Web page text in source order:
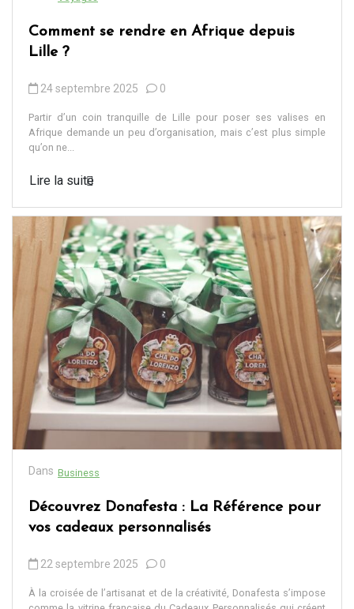
Comment se rendre en Afrique depuis
Lille ?
24 septembre 2025 0
Partir d’un coin tranquille de Lille pour poser ses valises en
Afrique demande un peu d’organisation, mais c’est plus simple
qu’on ne...
Lire la suite
Dans Business
Découvrez Donafesta : La Référence pour
vos cadeaux personnalisés
22 septembre 2025 0
À la croisée de l’artisanat et de la créativité, Donafesta s’impose